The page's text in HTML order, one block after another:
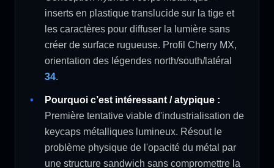
inserts en plastique translucide sur la tige et
les caractères pour diffuser la lumière sans
créer de surface rugueuse. Profil Cherry MX,
orientation des légendes north/south/latéral
34.
Pourquoi c’est intéressant / atypique :
Première tentative viable d'industrialisation de
keycaps métalliques lumineux. Résout le
problème physique de l'opacité du métal par
une structure sandwich sans compromettre la